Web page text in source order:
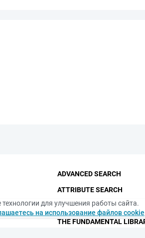
ADVANCED SEARCH
ATTRIBUTE SEARCH
CONTACTS
THE FUNDAMENTAL
для улучшения работы сайта.
на использование файлов cookie